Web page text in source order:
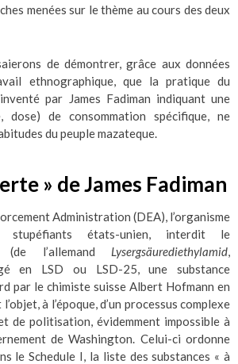
menées sur le thème au cours des deux
de démontrer, grâce aux données
ethnographique, que la pratique du
par James Fadiman indiquant une
dose) de consommation spécifique, ne
du peuple mazateque.
» de James Fadiman
Administration (DEA), l’organisme
états-unien, interdit le
(de l’allemand Lysergsäurediethylamid,
en LSD ou LSD-25, une substance
par le chimiste suisse Albert Hofmann en
à l’époque, d’un processus complexe
de politisation, évidemment impossible à
de Washington. Celui-ci ordonne
le Schedule I, la liste des substances « à